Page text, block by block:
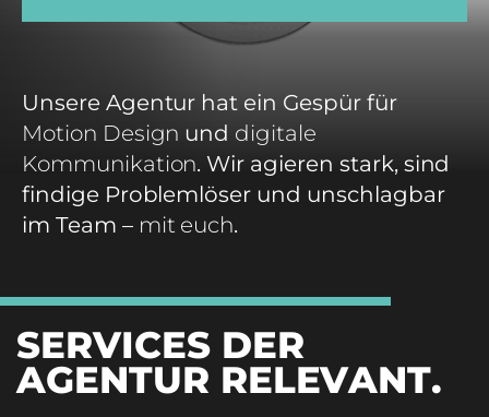
Unsere Agentur hat ein Gespür für
Motion Design und digitale
Kommunikation.Wir agieren stark, sind
findige Problemlöser und unschlagbar
im Team – mit euch.
SERVICES DER
AGENTUR RELEVANT.